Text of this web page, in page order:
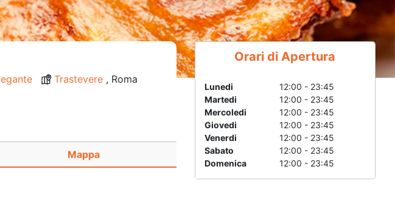
Trastevere , Roma
Mappa
Orari di Apertura
Lunedi
12:00 - 23:45
Martedi
12:00 - 23:45
Mercoledi
12:00 - 23:45
Giovedi
12:00 - 23:45
Venerdi
12:00 - 23:45
Sabato
12:00 - 23:45
Domenica
12:00 - 23:45